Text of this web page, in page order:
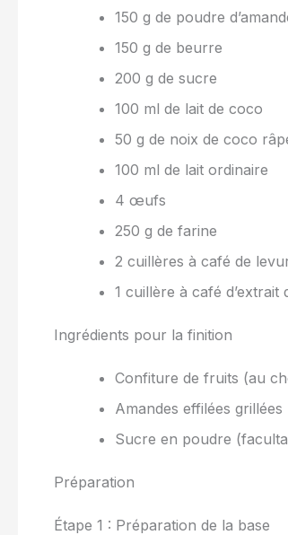
150 g de poudre
150 g de beurre
200 g de sucre
100 ml de lait de coco
50 g de noix de coco
100 ml de lait ordinaire
4 œufs
250 g de farine
2 cuillères à café de
1 cuillère à café d’extrait
Ingrédients pour la finition
Confiture de fruits (au
Amandes effilées grillées
Sucre en poudre
Préparation
Étape 1 : Préparation de la base